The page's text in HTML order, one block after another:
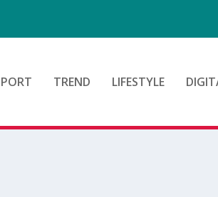
TREND LIFESTYLE